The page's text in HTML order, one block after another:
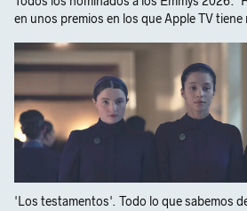
en unos premios en los que Apple TV
'Los testamentos'. Todo lo que sabemos